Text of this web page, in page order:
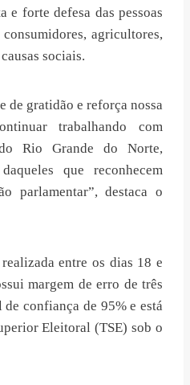
e forte defesa das pessoas
agricultores,
sociais.
de gratidão e reforça nossa
trabalhando com
Rio Grande do Norte,
que reconhecem
parlamentar”, destaca o
entre os dias 18 e
margem de erro de três
confiança de 95% e está
Eleitoral (TSE) sob o